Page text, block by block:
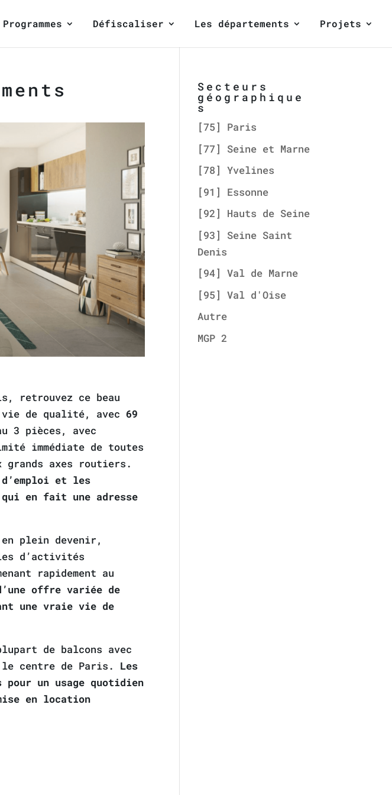
Programmes Défiscaliser Les départements Projets
retrouvez ce beau
vie de qualité, avec69
3 pièces, avec
immédiate de toutes
grands axes routiers.
et les
qui en fait une adresse
en plein devenir,
d’activités
rapidement au
offre variée de
une vraie vie de
de balcons avec
centre de Paris. Les
pour un usage quotidien
en location
Secteurs
géographique
s
[75] Paris
[77] Seine et Marne
[78] Yvelines
[91] Essonne
[92] Hauts de Seine
[93] Seine Saint
Denis
[94] Val de Marne
[95] Val d'Oise
Autre
MGP 2